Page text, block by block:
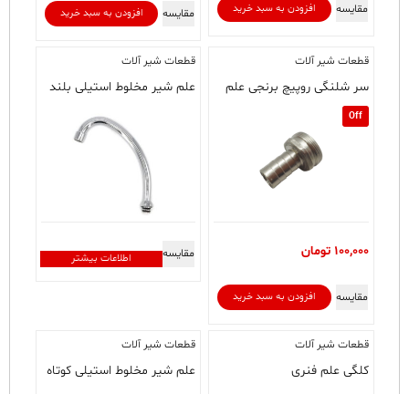
افزودن به سبد خرید مقایسه افزودن به سبد خرید مقایسه
قطعات شیر آلات
سر شلنگی روپیچ برنجی علم
Off
100,000 تومان
افزودن به سبد خرید مقایسه
قطعات شیر آلات
علم شیر مخلوط استیلی بلند
اطلاعات بیشتر مقایسه
قطعات شیر آلات
کلگی علم فنری
قطعات شیر آلات
علم شیر مخلوط استیلی کوتاه